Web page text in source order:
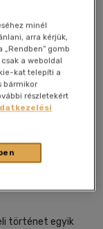
történet egyik
minél
arra kérjük,
gomb
a weboldal
kat telepíti a
bármikor
részletekért